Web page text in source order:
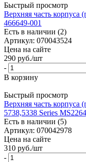
Быстрый просмотр
Верхняя часть корпуса
466649-001
Есть в наличии (2)
Артикул: 070043524
Цена на сайте
290 руб./шт
-
В корзину
Быстрый просмотр
Верхняя часть корпуса
5738,5338 Series
Есть в наличии (5)
Артикул: 070042978
Цена на сайте
310 руб./шт
-